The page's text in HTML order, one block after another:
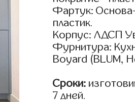
Фартук:
пластик.
Корпус: ЛДСП
Фурнитура:
Boyard (BLUM,
Сроки:
7 дней.